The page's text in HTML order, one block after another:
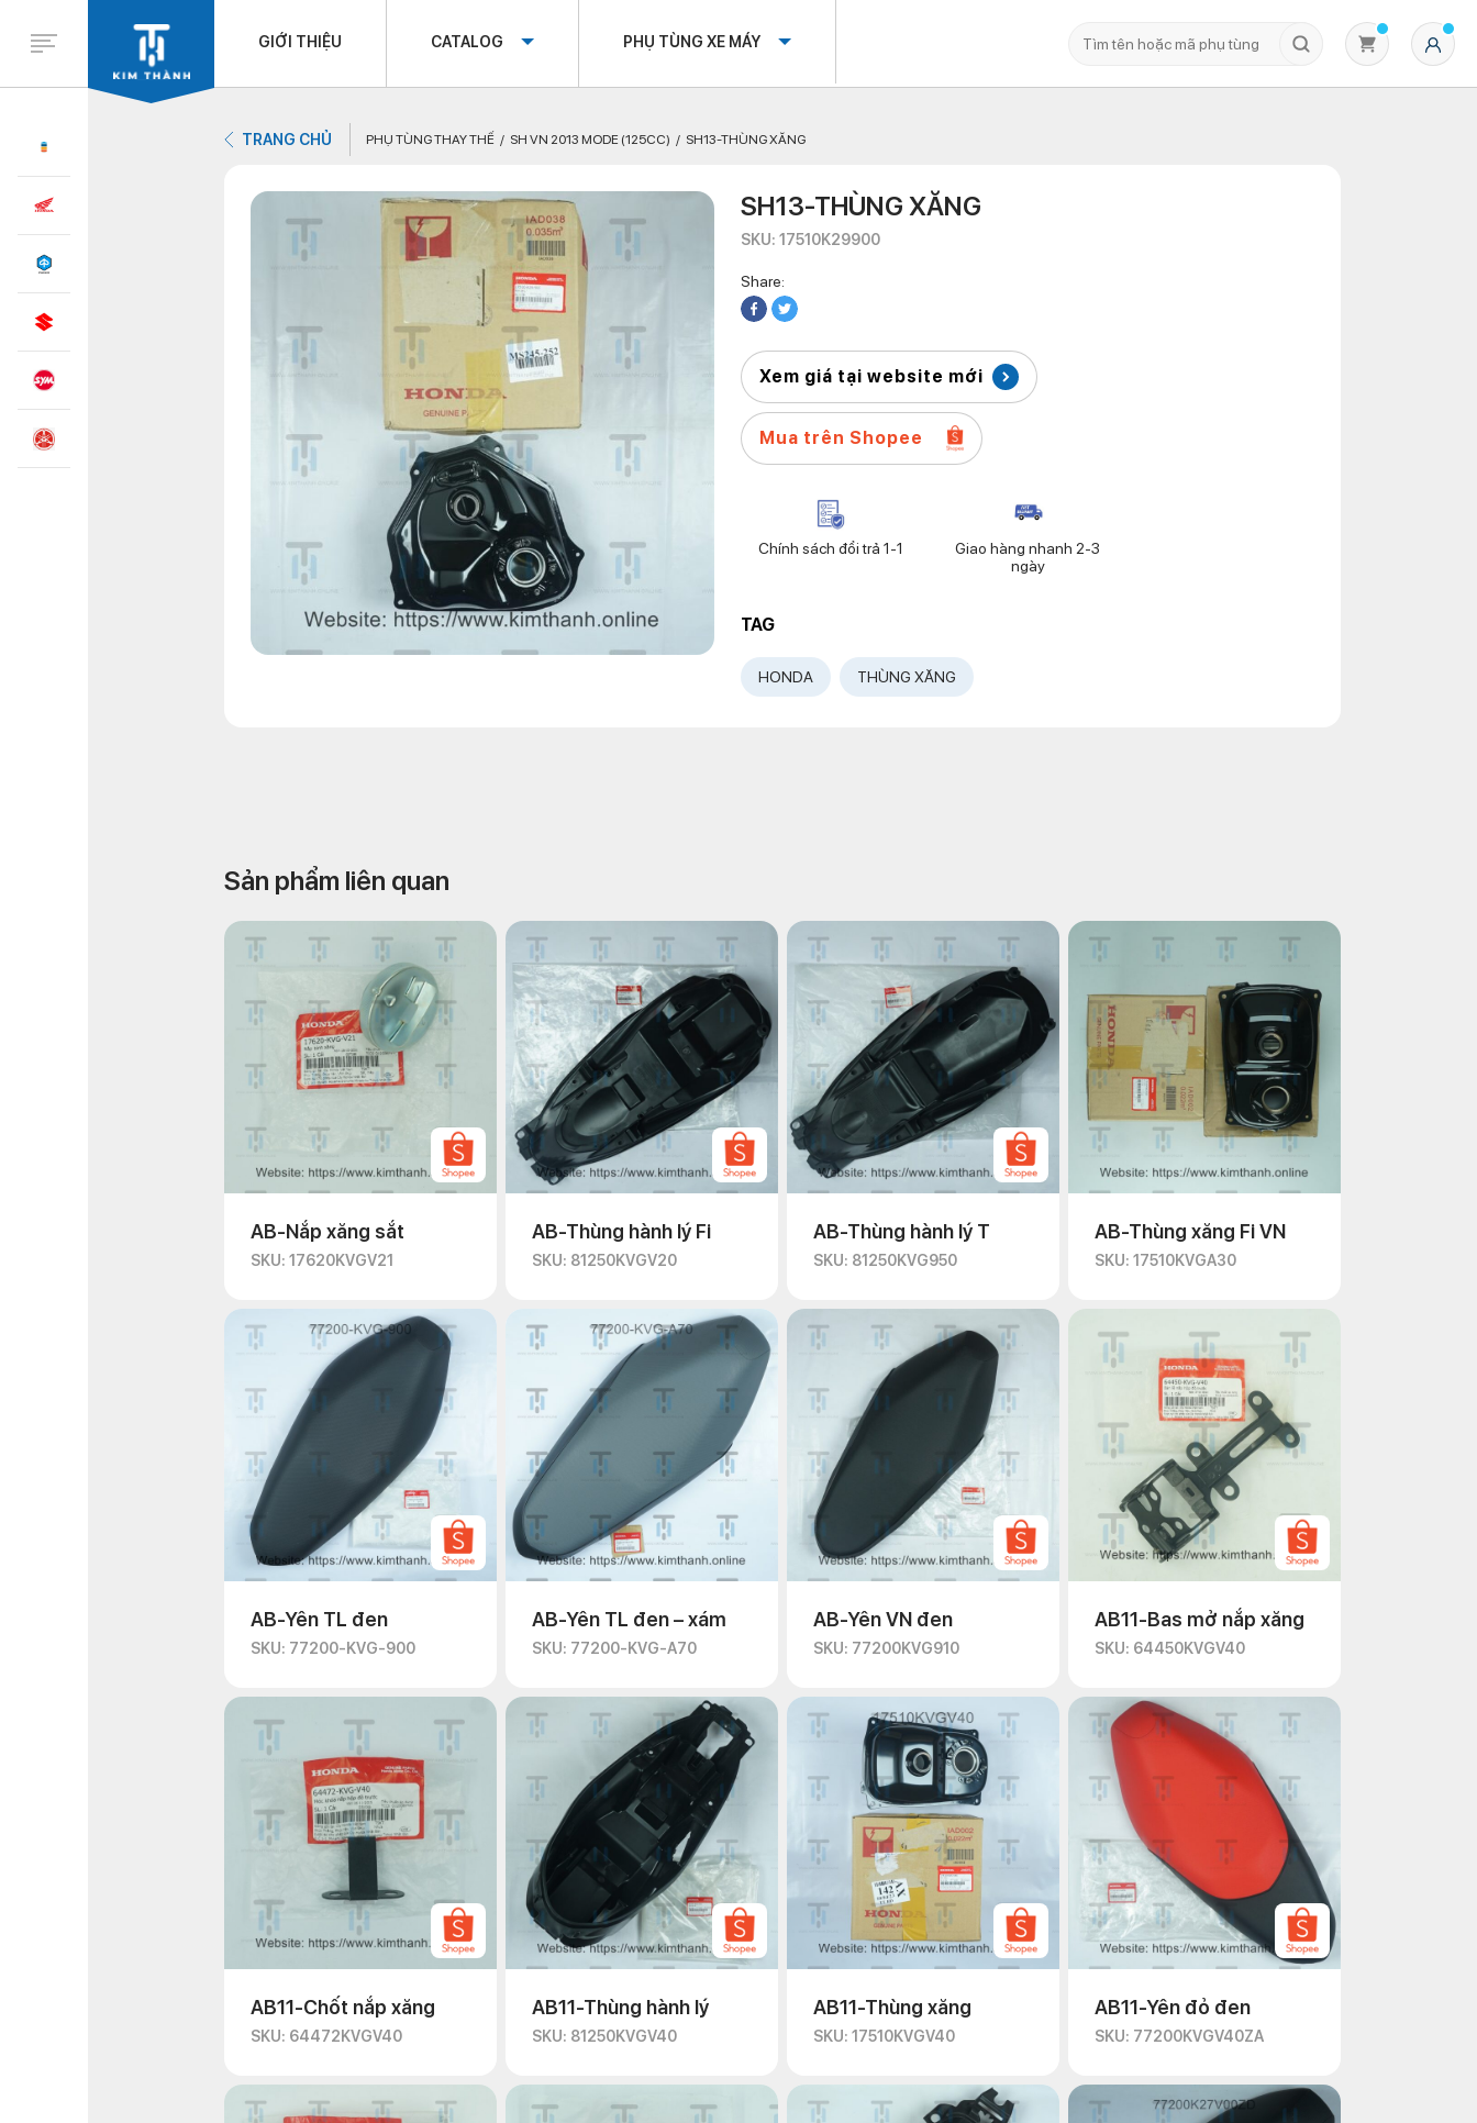
GIỚI THIỆU CATALOG PHỤ TÙNG XE MÁY
TRANG CHỦ PHỤ TÙNG THAY THẾ SH VN 2013 MODE (125CC) SH13-THÙNG XĂNG
SH13-THÙNG XĂNG
SKU: 17510K29900
Share:
Xem giá tại website mới
Mua trên Shopee
Chính sách đổi trả 1-1
Giao hàng nhanh 2-3
ngày
TAG
HONDA THÙNG XĂNG
Sản phẩm liên quan
AB-Nắp xăng sắt
SKU: 17620KVGV21
AB-Thùng hành lý Fi
SKU: 81250KVGV20
AB-Thùng hành lý T
SKU: 81250KVG950
AB-Thùng xăng Fi VN
SKU: 17510KVGA30
AB-Yên TL đen
SKU: 77200-KVG-900
AB-Yên TL đen – xám
SKU: 77200-KVG-A70
AB-Yên VN đen
SKU: 77200KVG910
AB11-Bas mở nắp xăng
SKU: 64450KVGV40
AB11-Chốt nắp xăng
SKU: 64472KVGV40
AB11-Thùng hành lý
SKU: 81250KVGV40
AB11-Thùng xăng
SKU: 17510KVGV40
AB11-Yên đỏ đen
SKU: 77200KVGV40ZA